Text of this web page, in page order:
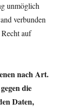
unmöglich
verbunden
auf
nach Art.
die
Daten,